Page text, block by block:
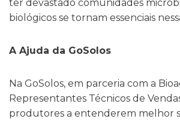
ter devastado comunidades
biológicos se tornam essenciais
A Ajuda da GoSolos
Na GoSolos, em parceria com a
Representantes Técnicos de
produtores a entenderem melhor